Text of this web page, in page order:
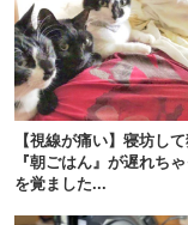
【視線が痛い】寝坊し
『朝ごはん』が遅れち
を覚ました...